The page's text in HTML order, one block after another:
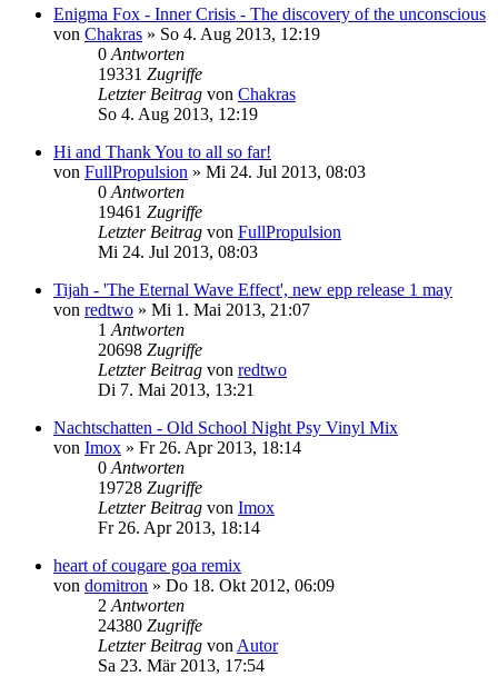
Enigma Fox - Inner Crisis - The discovery of the unconscious
von Chakras » So 4. Aug 2013, 12:19
0 Antworten
19331 Zugriffe
Letzter Beitrag von Chakras
So 4. Aug 2013, 12:19
Hi and Thank You to all so far!
von FullPropulsion » Mi 24. Jul 2013, 08:03
0 Antworten
19461 Zugriffe
Letzter Beitrag von FullPropulsion
Mi 24. Jul 2013, 08:03
Tijah - 'The Eternal Wave Effect', new epp release 1 may
von redtwo » Mi 1. Mai 2013, 21:07
1 Antworten
20698 Zugriffe
Letzter Beitrag von redtwo
Di 7. Mai 2013, 13:21
Nachtschatten - Old School Night Psy Vinyl Mix
von Imox » Fr 26. Apr 2013, 18:14
0 Antworten
19728 Zugriffe
Letzter Beitrag von Imox
Fr 26. Apr 2013, 18:14
heart of cougare goa remix
von domitron » Do 18. Okt 2012, 06:09
2 Antworten
24380 Zugriffe
Letzter Beitrag von Autor
Sa 23. Mär 2013, 17:54